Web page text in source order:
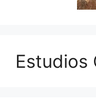
Estudios